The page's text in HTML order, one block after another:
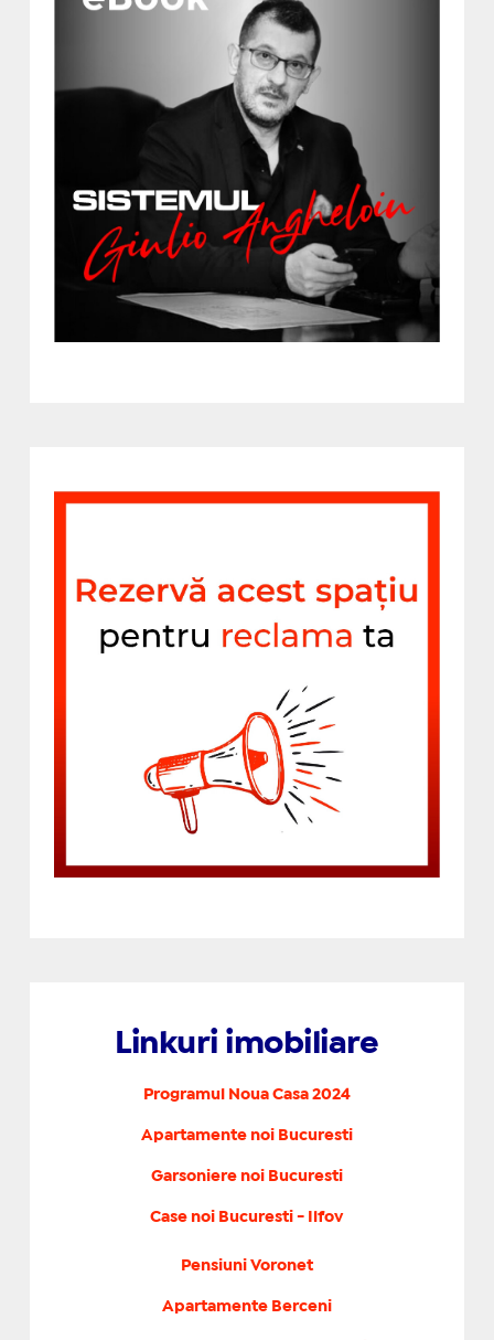
Linkuri imobiliare
Programul Noua Casa 2024
Apartamente noi Bucuresti
Garsoniere noi Bucuresti
Case noi Bucuresti - Ilfov
Pensiuni Voronet
Apartamente Berceni